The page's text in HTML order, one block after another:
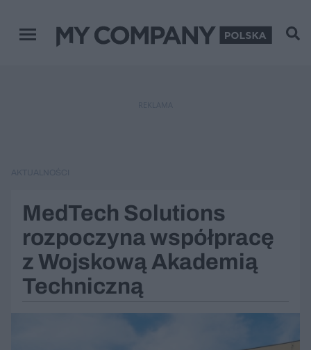
Menu główne
MedTech Solutions
rozpoczyna współpracę
z Wojskową Akademią
Techniczną